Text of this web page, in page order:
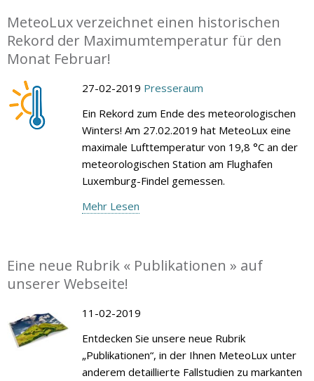
MeteoLux verzeichnet einen historischen
Rekord der Maximumtemperatur für den
Monat Februar!
27-02-2019 Presseraum
Ein Rekord zum Ende des meteorologischen
Winters! Am 27.02.2019 hat MeteoLux eine
maximale Lufttemperatur von 19,8 °C an der
meteorologischen Station am Flughafen
Luxemburg-Findel gemessen.
Mehr Lesen
Eine neue Rubrik « Publikationen » auf
unserer Webseite!
11-02-2019
Entdecken Sie unsere neue Rubrik
„Publikationen“, in der Ihnen MeteoLux unter
anderem detaillierte Fallstudien zu markanten